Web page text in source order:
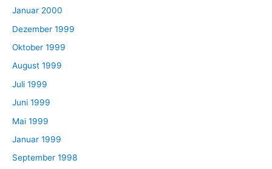
Januar 2000
Dezember 1999
Oktober 1999
August 1999
Juli 1999
Juni 1999
Mai 1999
Januar 1999
September 1998